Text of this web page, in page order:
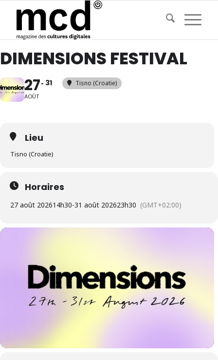
DIMENSIONS FESTIVAL
27
AOÛT
31 Tisno (Croatie)
Lieu
Tisno (Croatie)
Horaires
27 août 202614h30-31 août 202623h30 (GMT+02:00)